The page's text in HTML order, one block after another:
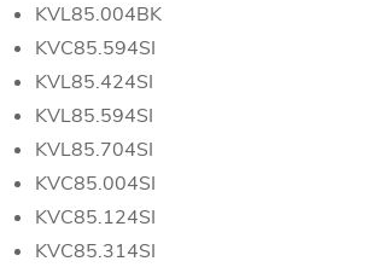
KVL85.004BK
KVC85.594SI
KVL85.424SI
KVL85.594SI
KVL85.704SI
KVC85.004SI
KVC85.124SI
KVC85.314SI